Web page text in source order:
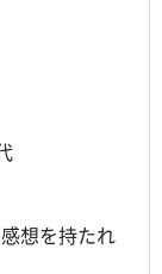
想を持たれ